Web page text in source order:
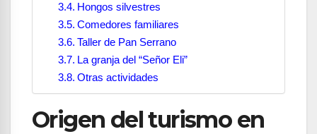
Hongos silvestres
Comedores familiares
Taller de Pan Serrano
La granja del “Señor Eli”
Otras actividades
Origen del turismo en